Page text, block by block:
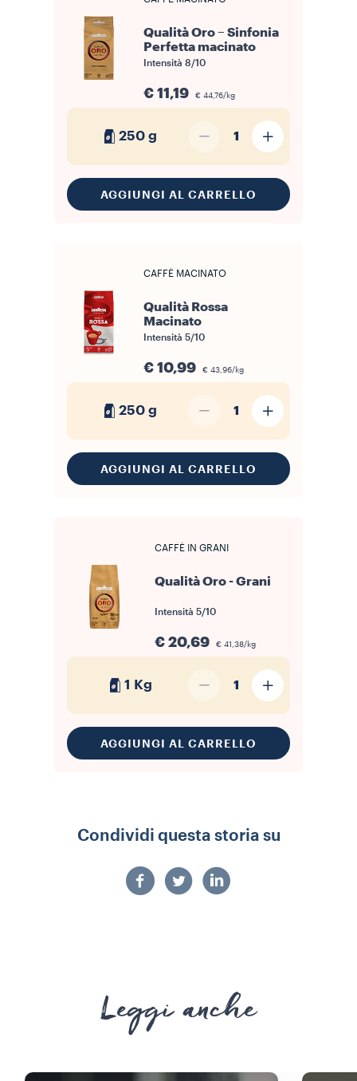
Qualità Oro – Sinfonia
Perfetta macinato
Intensità 8/10
€ 11,19 € 44,76/kg
250 g 1
AGGIUNGI AL CARRELLO
CAFFÈ MACINATO
Qualità Rossa
Macinato
Intensità 5/10
€ 10,99 € 43,96/kg
250 g 1
AGGIUNGI AL CARRELLO
CAFFÈ IN GRANI
Qualità Oro - Grani
Intensità 5/10
€ 20,69 € 41,38/kg
1 Kg 1
AGGIUNGI AL CARRELLO
Condividi questa storia su
Leggi anche